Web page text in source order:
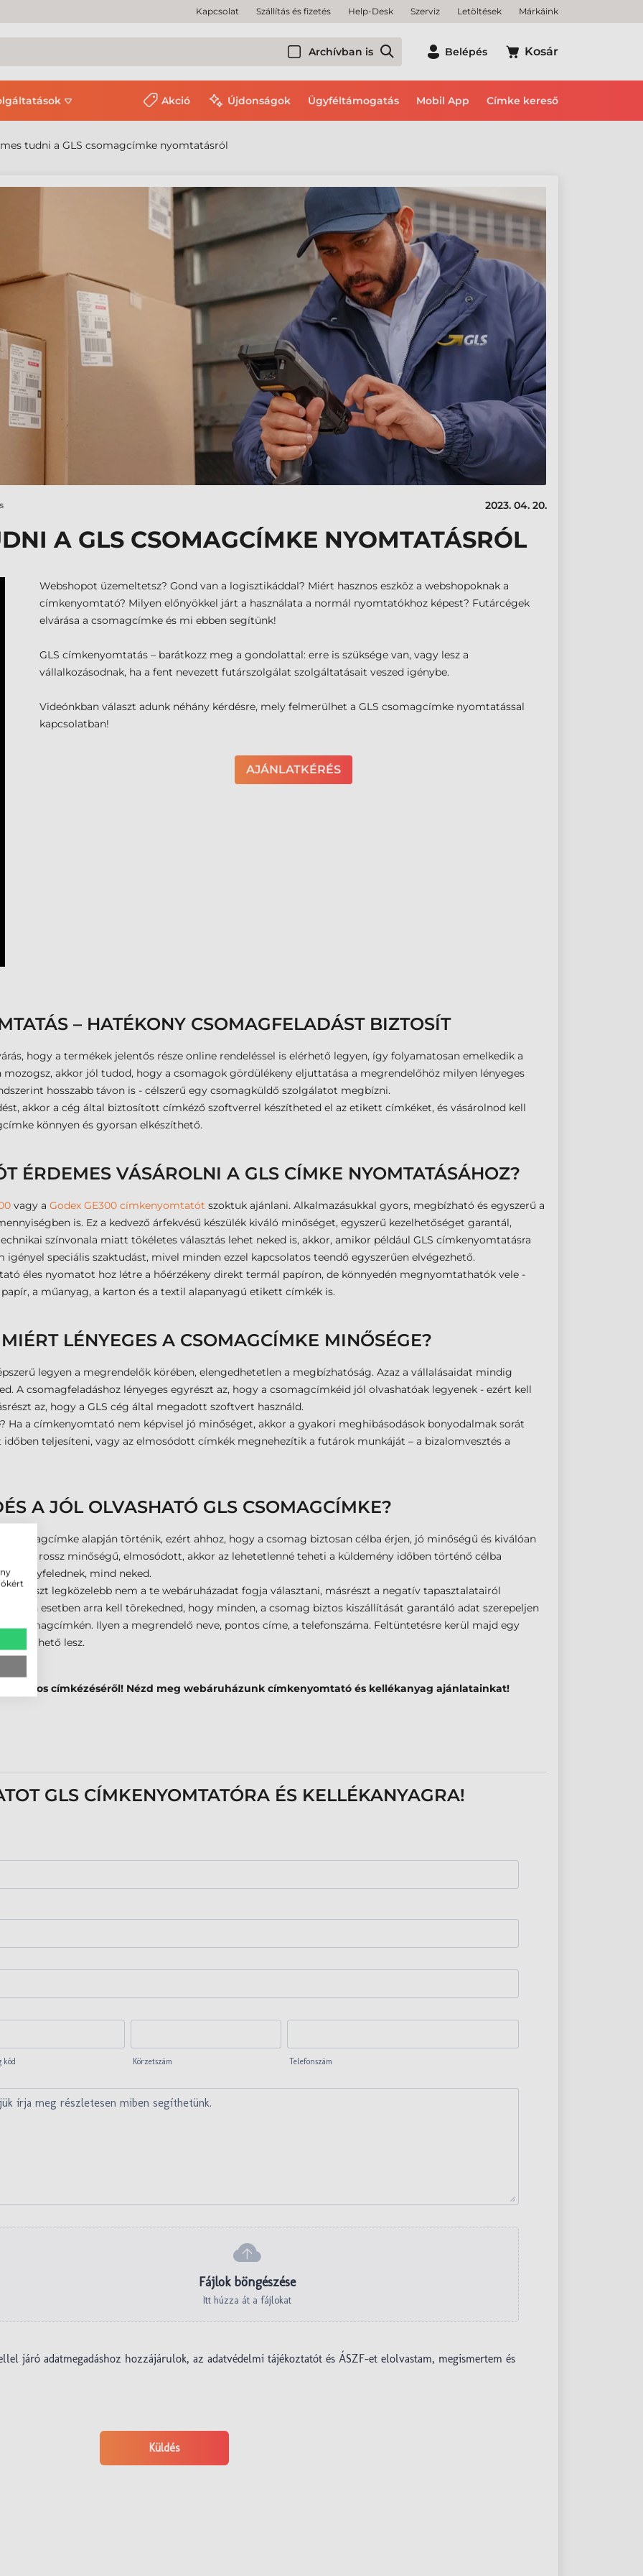
Kapcsolat Szállítás és fizetés Help-Desk Szerviz Letöltések Márkáink
Archívban is Belépés Kosár
Akció Újdonságok Ügyféltámogatás Mobil App Címke kereső
tudni a GLS csomagcímke nyomtatásról
2023. 04. 20.
A GLS CSOMAGCÍMKE NYOMTATÁSRÓL
Webshopot üzemeltetsz? Gond van a logisztikáddal? Miért hasznos eszköz a webshopoknak a
címkenyomtató? Milyen előnyökkel járt a használata a normál nyomtatókhoz képest? Futárcégek
elvárása a csomagcímke és mi ebben segítünk!
GLS címkenyomtatás – barátkozz meg a gondolattal: erre is szüksége van, vagy lesz a
vállalkozásodnak, ha a fent nevezett futárszolgálat szolgáltatásait veszed igénybe.
Videónkban választ adunk néhány kérdésre, mely felmerülhet a GLS csomagcímke nyomtatással
kapcsolatban!
AJÁNLATKÉRÉS
– HATÉKONY CSOMAGFELADÁST BIZTOSÍT
hogy a termékek jelentős része online rendeléssel is elérhető legyen, így folyamatosan emelkedik a
mozogsz, akkor jól tudod, hogy a csomagok gördülékeny eljuttatása a megrendelőhöz milyen lényeges
hosszabb távon is - célszerű egy csomagküldő szolgálatot megbízni.
akkor a cég által biztosított címkéző szoftverrel készítheted el az etikett címkéket, és vásárolnod kell
könnyen és gyorsan elkészíthető.
ÉRDEMES VÁSÁROLNI A GLS CÍMKE NYOMTATÁSÁHOZ?
vagy a Godex GE300 címkenyomtatót szoktuk ajánlani. Alkalmazásukkal gyors, megbízható és egyszerű a
is. Ez a kedvező árfekvésű készülék kiváló minőséget, egyszerű kezelhetőséget garantál,
színvonala miatt tökéletes választás lehet neked is, akkor, amikor például GLS címkenyomtatásra
igényel speciális szaktudást, mivel minden ezzel kapcsolatos teendő egyszerűen elvégezhető.
éles nyomatot hoz létre a hőérzékeny direkt termál papíron, de könnyedén megnyomtathatók vele -
a műanyag, a karton és a textil alapanyagú etikett címkék is.
LÉNYEGES A CSOMAGCÍMKE MINŐSÉGE?
legyen a megrendelők körében, elengedhetetlen a megbízhatóság. Azaz a vállalásaidat mindig
A csomagfeladáshoz lényeges egyrészt az, hogy a csomagcímkéid jól olvashatóak legyenek - ezért kell
az, hogy a GLS cég által megadott szoftvert használd.
Ha a címkenyomtató nem képvisel jó minőséget, akkor a gyakori meghibásodások bonyodalmak sorát
teljesíteni, vagy az elmosódott címkék megnehezítik a futárok munkáját – a bizalomvesztés a
A JÓL OLVASHATÓ GLS CSOMAGCÍMKE?
csomagcímke alapján történik, ezért ahhoz, hogy a csomag biztosan célba érjen, jó minőségű és kiválóan
sérült, rossz minőségű, elmosódott, akkor az lehetetlenné teheti a küldemény időben történő célba
az ügyfelednek, mind neked.
legközelebb nem a te webáruházadat fogja választani, másrészt a negatív tapasztalatairól
esetben arra kell törekedned, hogy minden, a csomag biztos kiszállítását garantáló adat szerepeljen
csomagcímkén. Ilyen a megrendelő neve, pontos címe, a telefonszáma. Feltüntetésre kerül majd egy
követhető lesz.
pontos címkézéséről! Nézd meg webáruházunk címkenyomtató és kellékanyag ajánlatainkat!
GLS CÍMKENYOMTATÓRA ÉS KELLÉKANYAGRA!